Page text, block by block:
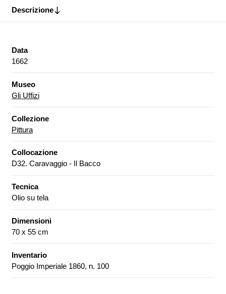
Descrizione
Data
1662
Museo
Gli Uffizi
Collezione
Pittura
Collocazione
D32. Caravaggio - Il Bacco
Tecnica
Olio su tela
Dimensioni
70 x 55 cm
Inventario
Poggio Imperiale 1860, n. 100